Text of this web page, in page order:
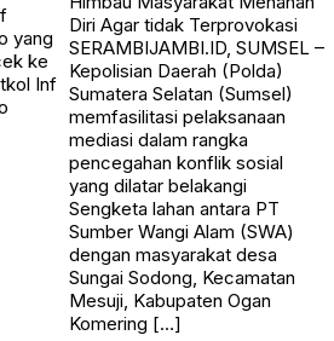
yang
ke
Inf
Diri Agar tidak Terprovokasi
SERAMBIJAMBI.ID, SUMSEL –
Kepolisian Daerah (Polda)
Sumatera Selatan (Sumsel)
memfasilitasi pelaksanaan
mediasi dalam rangka
pencegahan konflik sosial
yang dilatar belakangi
Sengketa lahan antara PT
Sumber Wangi Alam (SWA)
dengan masyarakat desa
Sungai Sodong, Kecamatan
Mesuji, Kabupaten Ogan
Komering […]